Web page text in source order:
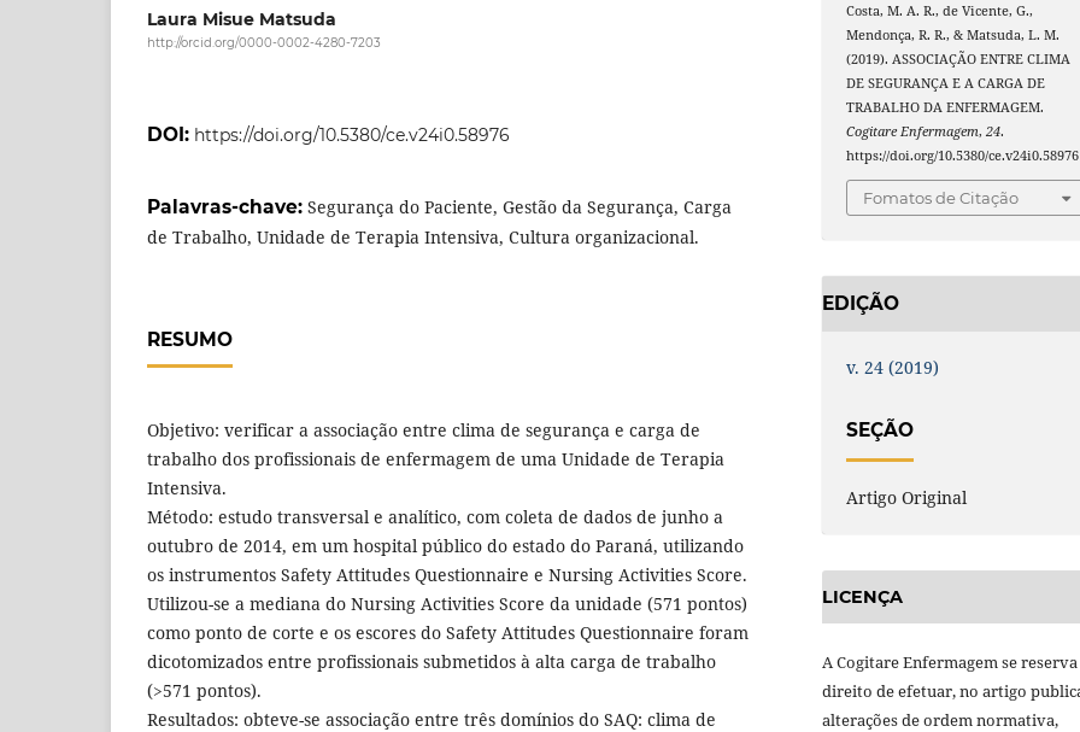
Laura Misue Matsuda
http://orcid.org/0000-0002-4280-7203
DOI: https://doi.org/10.5380/ce.v24i0.58976
Palavras-chave: Segurança do Paciente, Gestão da Segurança, Carga
de Trabalho, Unidade de Terapia Intensiva, Cultura organizacional.
RESUMO
Objetivo: verificar a associação entre clima de segurança e carga de
trabalho dos profissionais de enfermagem de uma Unidade de Terapia
Intensiva.
Método: estudo transversal e analítico, com coleta de dados de junho a
outubro de 2014, em um hospital público do estado do Paraná, utilizando
os instrumentos Safety Attitudes Questionnaire e Nursing Activities Score.
Utilizou-se a mediana do Nursing Activities Score da unidade (571 pontos)
como ponto de corte e os escores do Safety Attitudes Questionnaire foram
dicotomizados entre profissionais submetidos à alta carga de trabalho
(>571 pontos).
Resultados: obteve-se associação entre três domínios do SAQ: clima de
Costa, M. A. R., de Vicente, G.,
Mendonça, R. R., & Matsuda, L. M.
(2019). ASSOCIAÇÃO ENTRE CLIMA
DE SEGURANÇA E A CARGA DE
TRABALHO DA ENFERMAGEM.
Cogitare Enfermagem,24.
https://doi.org/10.5380/ce.v24i0.58976
Fomatos de Citação
EDIÇÃO
v. 24 (2019)
SEÇÃO
Artigo Original
LICENÇA
A Cogitare Enfermagem se
direito de efetuar, no artigo
alterações de ordem normativa,